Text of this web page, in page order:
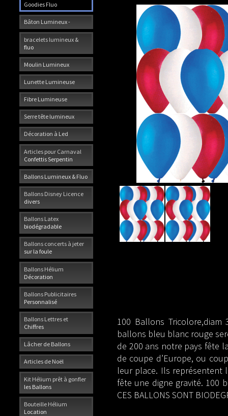
Goodies Fluo
Bâton Lumineux -
bracelets lumineux &
fluo
Moulin Lumineux
Lunette Lumineuse
Fibre Lumineuse
Serre tête lumineux
Décoration à Led
Articles pour Carnaval
Confettis Serpentin
Ballons Lumineux & Fluo
Ballons Disney Licence
divers
Ballons Latex
biodégradable
Ballons concerts à jeter
sur la foule
Ballons Hélium
Décoration
Ballons Publicitaires
Personnalisé
Ballons Lettres et
Chiffres
Lâcher de Ballons
Articles de Noël
Kit Hélium prêt à gonfler
les Ballons
Bouteille Hélium
Location
100 Ballons
ballons bleu blanc rouge
de 200 ans notre pays fête
de coupe d’Europe, ou
leur place. Ils représentent
fête une digne gravité. 100
CES BALLONS SONT